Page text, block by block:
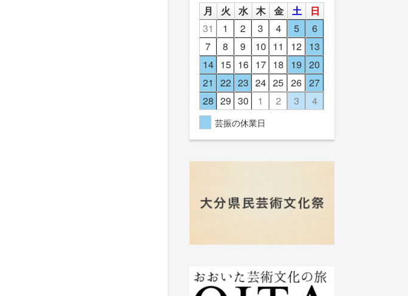
月 火 水 木 金 土
日
31
1 2 3 4 5
6
7
8 9 10 11 12 13
14 15 16 17 18 19 20
21
22 23 24 25 26 27
28 29 30 1 2 3 4
芸振の休業日